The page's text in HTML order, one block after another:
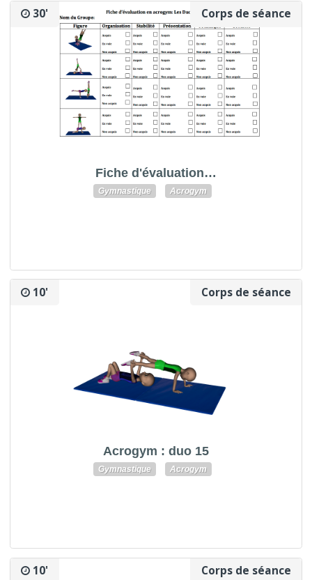
Corps de séance
30'
Fiche d'évaluation…
Gymnastique Acrogym
Corps de séance
10'
Acrogym : duo 15
Gymnastique Acrogym
Corps de séance
10'